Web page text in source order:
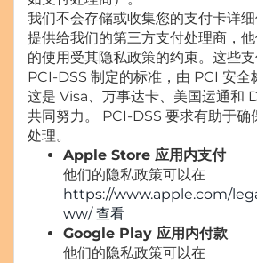
我们不会存储或收集您的支付卡详
提供给我们的第三方支付处理商，
的使用受其隐私政策的约束。这些
PCI-DSS 制定的标准，由 PCI 安全
这是 Visa、万事达卡、美国运通和
共同努力。 PCI-DSS 要求有助于确
处理。
Apple Store 应用内支付
他们的隐私政策可以在
https://www.apple.com/
ww/ 查看
Google Play 应用内付款
他们的隐私政策可以在